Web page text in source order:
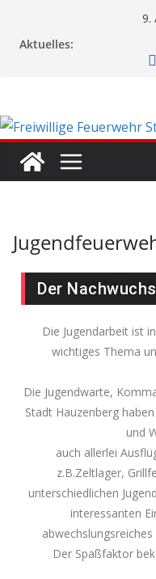
9.
Aktuelles:
Der
Die Jugendarbeit ist
wichtiges Thema
Die Jugendwarte,
Stadt Hauzenberg
und
auch allerlei
z.B.Zeltlager,
unterschiedlichen
interessanten
Der Spaßfaktor